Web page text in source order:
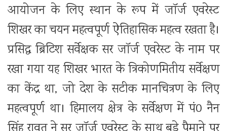
आयोजन के लिए स्थान के रूप में जॉर्ज एवरेस्ट
शिखर का चयन महत्वपूर्ण ऐतिहासिक महत्व रखता है।
प्रसिद्ध ब्रिटिश सर्वेक्षक सर जॉर्ज एवरेस्ट के नाम पर
रखा गया यह शिखर भारत के त्रिकोणमितीय सर्वेक्षण
का केंद्र था, जो देश के सटीक मानचित्रण के लिए
महत्वपूर्ण था। हिमालय क्षेत्र के सर्वेक्षण में पं0 नैन